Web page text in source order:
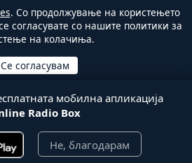
. Со продолжување на користењето
согласувате со нашите политики за
на колачиња.
мобилна апликација
Radio Box
Не, благодарам